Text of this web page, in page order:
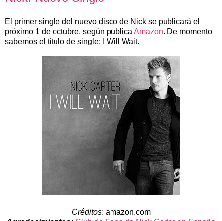
El primer single del nuevo disco de Nick se publicará el
próximo 1 de octubre, según publica Amazon. De momento
sabemos el titulo de single: I Will Wait.
Créditos: amazon.com